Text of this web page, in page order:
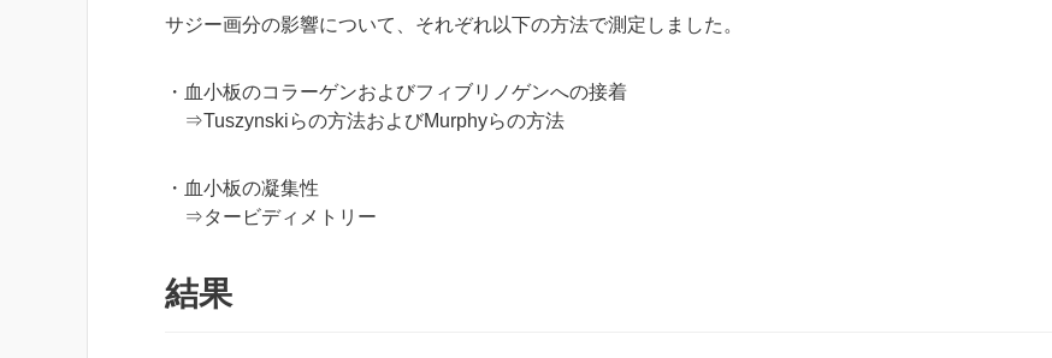
サジー画分の影響について、それぞれ以下の方法で測定しました。
・血小板のコラーゲンおよびフィブリノゲンへの接着
⇒Tuszynskiらの方法およびMurphyらの方法
・血小板の凝集性
⇒タービディメトリー
結果